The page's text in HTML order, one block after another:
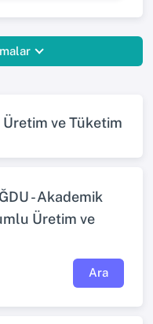
ve Tüketim
- Akademik
Üretim ve
Ara